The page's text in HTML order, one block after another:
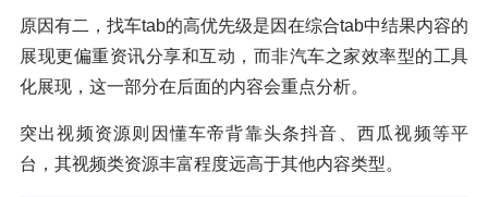
原因有二，找车tab的高优先级是因在综合tab中结果内容的
展现更偏重资讯分享和互动，而非汽车之家效率型的工具
化展现，这一部分在后面的内容会重点分析。
突出视频资源则因懂车帝背靠头条抖音、西瓜视频等平
台，其视频类资源丰富程度远高于其他内容类型。